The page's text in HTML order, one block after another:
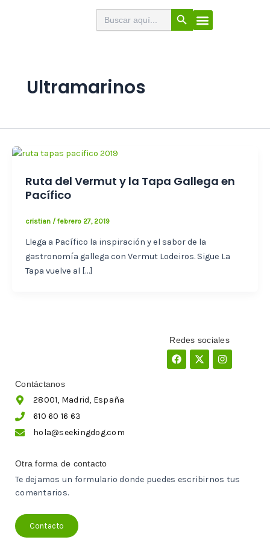
Menú
Buscar: Botón de búsqueda
Ultramarinos
Ruta del Vermut y la Tapa Gallega en
Pacífico
cristian / febrero 27, 2019
Llega a Pacífico la inspiración y el sabor de la
gastronomía gallega con Vermut Lodeiros. Sigue La
Tapa vuelve al […]
Redes sociales
Facebook
X-
twitter
Instagram
Contáctanos
28001, Madrid, España
610 60 16 63
hola@seekingdog.com
Otra forma de contacto
Te dejamos un formulario donde puedes escribirnos tus
comentarios.
Contacto